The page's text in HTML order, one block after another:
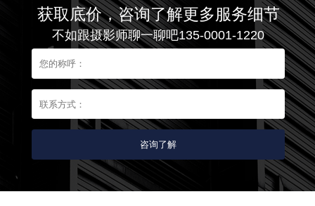
获取底价，咨询了解更多服务细节
不如跟摄影师聊一聊吧135-0001-1220